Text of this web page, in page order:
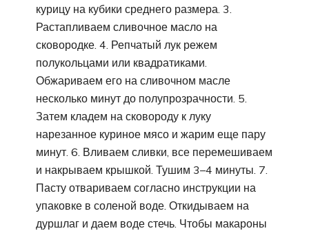
курицу на кубики среднего размера. 3.
Растапливаем сливочное масло на
сковородке. 4. Репчатый лук режем
полукольцами или квадратиками.
Обжариваем его на сливочном масле
несколько минут до полупрозрачности. 5.
Затем кладем на сковороду к луку
нарезанное куриное мясо и жарим еще пару
минут. 6. Вливаем сливки, все перемешиваем
и накрываем крышкой. Тушим 3–4 минуты. 7.
Пасту отвариваем согласно инструкции на
упаковке в соленой воде. Откидываем на
дуршлаг и даем воде стечь. Чтобы макароны